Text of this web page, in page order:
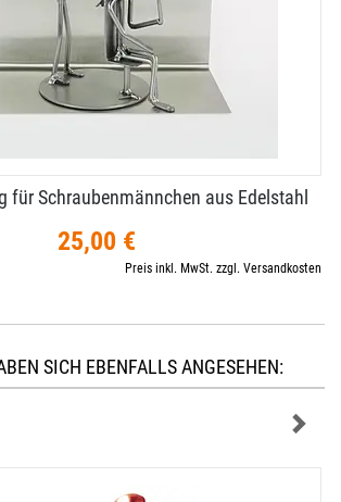
für Schraubenmännchen aus Edelstahl
25,00 €
Preis inkl. MwSt. zzgl. Versandkosten
SICH EBENFALLS ANGESEHEN: